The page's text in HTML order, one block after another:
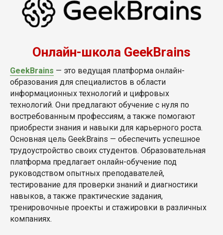
Онлайн-школа GeekBrains
GeekBrains — это ведущая платформа онлайн-
образования для специалистов в области
информационных технологий и цифровых
технологий. Они предлагают обучение с нуля по
востребованным профессиям, а также помогают
приобрести знания и навыки для карьерного роста.
Основная цель GeekBrains — обеспечить успешное
трудоустройство своих студентов. Образовательная
платформа предлагает онлайн-обучение под
руководством опытных преподавателей,
тестирование для проверки знаний и диагностики
навыков, а также практические задания,
тренировочные проекты и стажировки в различных
компаниях.